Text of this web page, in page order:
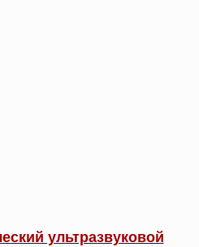
ультразвуковой